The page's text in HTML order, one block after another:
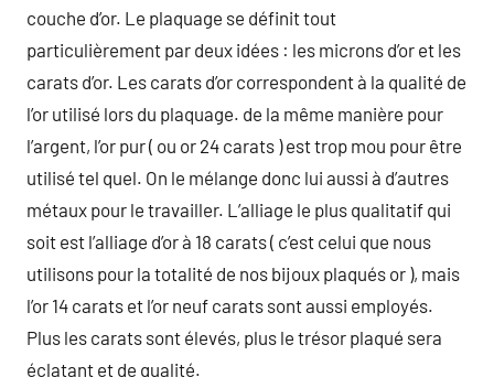
couche d’or. Le plaquage se définit tout
particulièrement par deux idées : les microns d’or et les
carats d’or. Les carats d’or correspondent à la qualité de
l’or utilisé lors du plaquage. de la même manière pour
l’argent, l’or pur ( ou or 24 carats ) est trop mou pour être
utilisé tel quel. On le mélange donc lui aussi à d’autres
métaux pour le travailler. L’alliage le plus qualitatif qui
soit est l’alliage d’or à 18 carats ( c’est celui que nous
utilisons pour la totalité de nos bijoux plaqués or ), mais
l’or 14 carats et l’or neuf carats sont aussi employés.
Plus les carats sont élevés, plus le trésor plaqué sera
éclatant et de qualité.